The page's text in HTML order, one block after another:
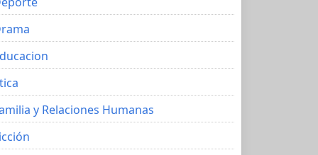
y Relaciones Humanas